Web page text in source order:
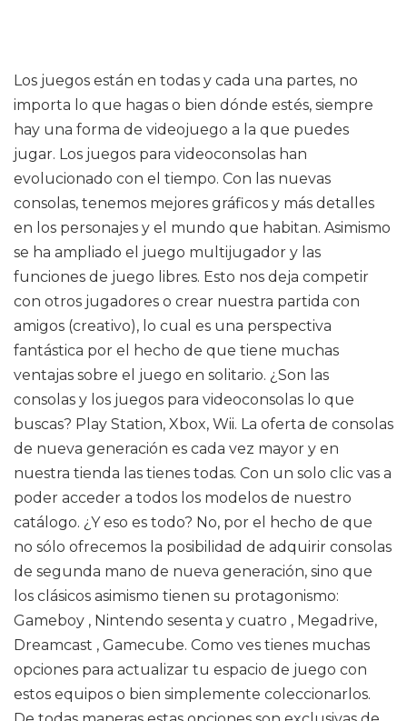
Los juegos están en todas y cada una partes, no
importa lo que hagas o bien dónde estés, siempre
hay una forma de videojuego a la que puedes
jugar. Los juegos para videoconsolas han
evolucionado con el tiempo. Con las nuevas
consolas, tenemos mejores gráficos y más detalles
en los personajes y el mundo que habitan. Asimismo
se ha ampliado el juego multijugador y las
funciones de juego libres. Esto nos deja competir
con otros jugadores o crear nuestra partida con
amigos (creativo), lo cual es una perspectiva
fantástica por el hecho de que tiene muchas
ventajas sobre el juego en solitario. ¿Son las
consolas y los juegos para videoconsolas lo que
buscas? Play Station, Xbox, Wii. La oferta de consolas
de nueva generación es cada vez mayor y en
nuestra tienda las tienes todas. Con un solo clic vas a
poder acceder a todos los modelos de nuestro
catálogo. ¿Y eso es todo? No, por el hecho de que
no sólo ofrecemos la posibilidad de adquirir consolas
de segunda mano de nueva generación, sino que
los clásicos asimismo tienen su protagonismo:
Gameboy , Nintendo sesenta y cuatro , Megadrive,
Dreamcast , Gamecube. Como ves tienes muchas
opciones para actualizar tu espacio de juego con
estos equipos o bien simplemente coleccionarlos.